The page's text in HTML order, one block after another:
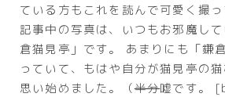
ている方もこれを読んで可愛く撮っ
記事中の写真は、いつもお邪魔し
倉猫見亭」です。 あまりにも「鎌
っていて、もはや自分が猫見亭の
思い始めました。（半分嘘です。